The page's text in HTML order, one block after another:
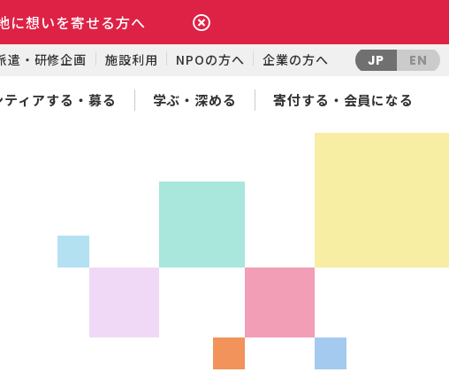
に想いを寄せる方へ
遣・研修企画 施設利用 NPOの方へ 企業の方へ JP EN
ティアする・募る 学ぶ・深める 寄付する・会員になる